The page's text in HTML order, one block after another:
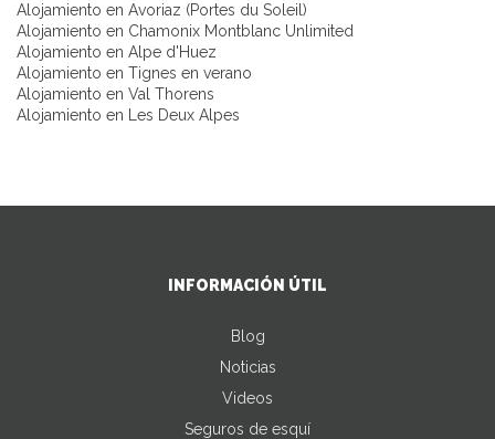
Alojamiento en Avoriaz (Portes du Soleil)
Alojamiento en Chamonix Montblanc Unlimited
Alojamiento en Alpe d'Huez
Alojamiento en Tignes en verano
Alojamiento en Val Thorens
Alojamiento en Les Deux Alpes
INFORMACIÓN ÚTIL
Blog
Noticias
Videos
Seguros de esquí